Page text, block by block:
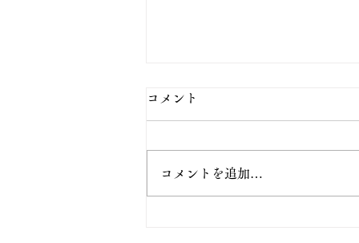
コメント
コメントを追加…